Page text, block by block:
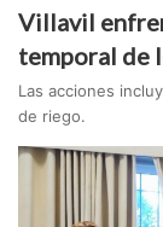
Villavil
temporal de
Las acciones
de riego.